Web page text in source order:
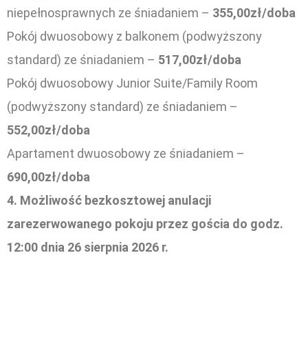
niepełnosprawnych ze śniadaniem – 355,00zł/doba
Pokój dwuosobowy z balkonem (podwyższony
standard) ze śniadaniem – 517,00zł/doba
Pokój dwuosobowy Junior Suite/Family Room
(podwyższony standard) ze śniadaniem –
552,00zł/doba
Apartament dwuosobowy ze śniadaniem –
690,00zł/doba
4. Możliwość bezkosztowej anulacji
zarezerwowanego pokoju przez gościa do godz.
12:00 dnia 26 sierpnia 2026 r.